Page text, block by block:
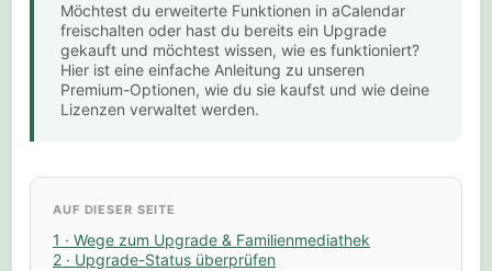
Möchtest du erweiterte Funktionen in aCalendar
freischalten oder hast du bereits ein Upgrade
gekauft und möchtest wissen, wie es funktioniert?
Hier ist eine einfache Anleitung zu unseren
Premium-Optionen, wie du sie kaufst und wie deine
Lizenzen verwaltet werden.
AUF DIESER SEITE
1 · Wege zum Upgrade & Familienmediathek
2 · Upgrade-Status überprüfen